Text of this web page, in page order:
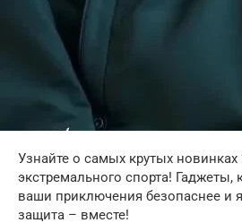
Узнайте о самых крутых новинках
экстремального спорта! Гаджеты,
ваши приключения безопаснее и
защита – вместе!